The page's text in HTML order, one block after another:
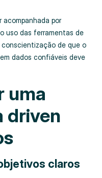
acompanhada por
uso das ferramentas de
de que o
dados confiáveis deve
uma
driven
claros